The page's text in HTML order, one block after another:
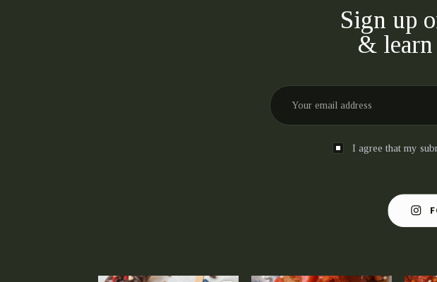
Sign up
&
I agree that my